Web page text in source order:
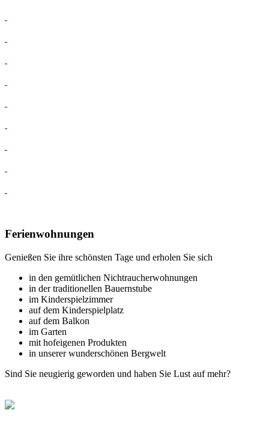
Ferienwohnungen
Genießen Sie ihre schönsten Tage und erholen Sie sich
in den gemütlichen Nichtraucherwohnungen
in der traditionellen Bauernstube
im Kinderspielzimmer
auf dem Kinderspielplatz
auf dem Balkon
im Garten
mit hofeigenen Produkten
in unserer wunderschönen Bergwelt
Sind Sie neugierig geworden und haben Sie Lust auf mehr?